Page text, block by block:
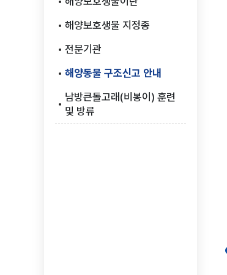
해양보호생물 지정종
전문기관
해양동물 구조신고 안내
남방큰돌고래(비봉이) 훈련
및 방류
유해해양생물
해양생태계교란생물
해양생태
해양보호구역
해양생태&해양보호
해양생물, 해양생태,
해양보호구역